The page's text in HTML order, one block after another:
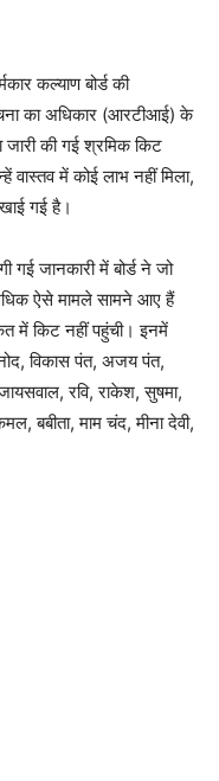
कल्याण बोर्ड की
का अधिकार (आरटीआई) के
जारी की गई श्रमिक किट
वास्तव में कोई लाभ नहीं मिला,
गई है।
गई जानकारी में बोर्ड ने जो
ऐसे मामले सामने आए हैं
में किट नहीं पहुंची। इनमें
विकास पंत, अजय पंत,
रवि, राकेश, सुषमा,
बबीता, माम चंद, मीना देवी,